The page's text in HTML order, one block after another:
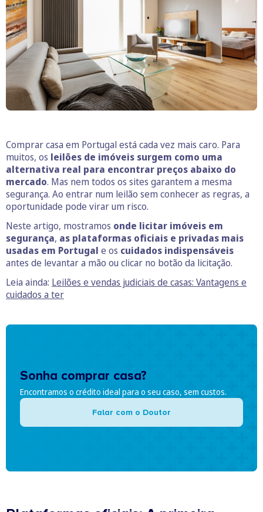
Comprar casa em Portugal está cada vez mais caro. Para
muitos, os leilões de imóveis surgem como uma
alternativa real para encontrar preços abaixo do
mercado. Mas nem todos os sites garantem a mesma
segurança. Ao entrar num leilão sem conhecer as regras, a
oportunidade pode virar um risco.
Neste artigo, mostramos onde licitar imóveis em
segurança, as plataformas oficiais e privadas mais
usadas em Portugal e os cuidados indispensáveis
antes de levantar a mão ou clicar no botão da licitação.
Leia ainda: Leilões e vendas judiciais de casas: Vantagens e
cuidados a ter
Sonha comprar casa?
Encontramos o crédito ideal para o seu caso, sem custos.
Falar com o Doutor